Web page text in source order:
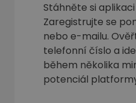
Stáhněte si
Zaregistrujte se
nebo e-mailu.
telefonní číslo a
během několika
potenciál